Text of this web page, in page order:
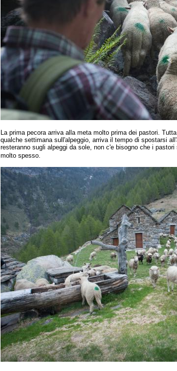
La prima pecora arriva alla meta molto prima dei pastori.
qualche settimana sull'alpeggio, arriva il tempo di spostarsi
resteranno sugli alpeggi da sole, non c'e bisogno che i
molto spesso.